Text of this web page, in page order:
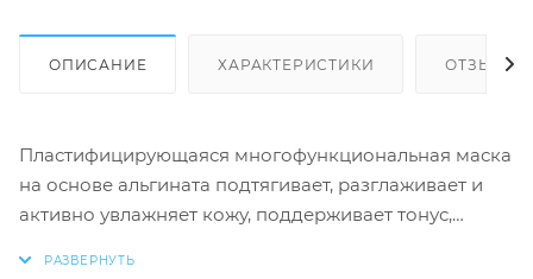
ОПИСАНИЕ ХАРАКТЕРИСТИКИ ОТЗЫВЫ
Пластифицирующаяся многофункциональная маска
на основе альгината подтягивает, разглаживает и
активно увлажняет кожу, поддерживает тонус,